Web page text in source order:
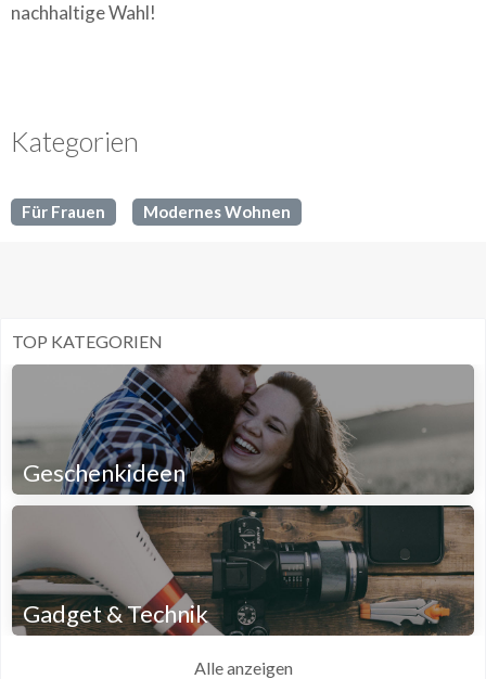
nachhaltige Wahl!
Kategorien
Für Frauen Modernes Wohnen
TOP KATEGORIEN
Geschenkideen
Gadget & Technik
Alle anzeigen